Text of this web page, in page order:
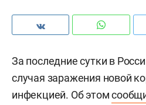
За последние сутки в
случая заражения новой
инфекцией. Об этом